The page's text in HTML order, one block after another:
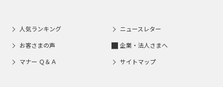
人気ランキング ニュースレター
お客さまの声 企業・法人さまへ
マナー Ｑ＆Ａ サイトマップ